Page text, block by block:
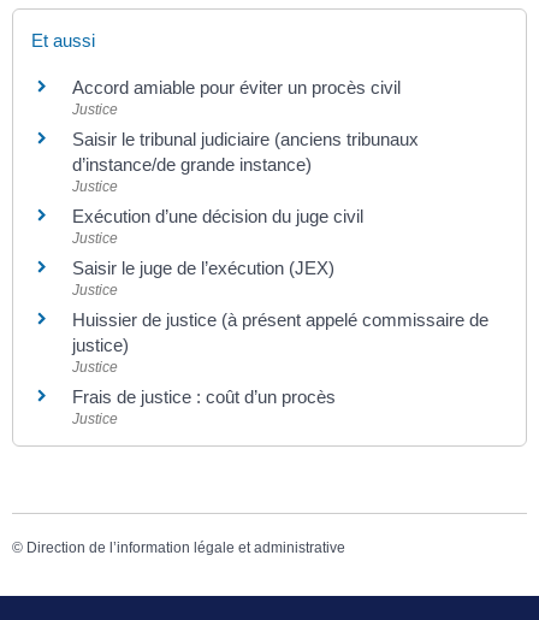
Et aussi
Accord amiable pour éviter un procès civil
Justice
Saisir le tribunal judiciaire (anciens tribunaux
d’instance/de grande instance)
Justice
Exécution d’une décision du juge civil
Justice
Saisir le juge de l’exécution (JEX)
Justice
Huissier de justice (à présent appelé commissaire de
justice)
Justice
Frais de justice : coût d’un procès
Justice
© Direction de l’information légale et administrative